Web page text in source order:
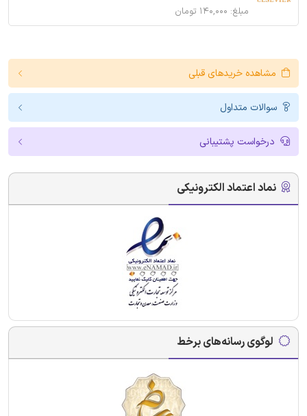
مبلغ: ۱۴۰,۰۰۰ تومان
مشاهده خریدهای قبلی
سوالات متداول
درخواست پشتیبانی
نماد اعتماد الکترونیکی
لوگوی رسانه‌های برخط